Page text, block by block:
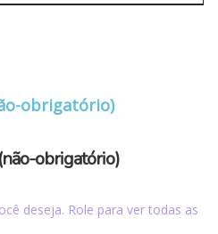
obrigatório)
obrigatório)
deseja. Role para ver todas as